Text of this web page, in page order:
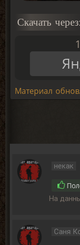
Скачать через:
Материал
некак
На
Саня